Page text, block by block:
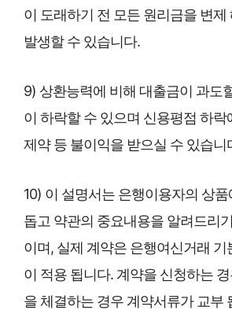
이 도래하기 전 모든 원리금을 변제
발생할 수 있습니다.
9) 상환능력에 비해 대출금이 과도
이 하락할 수 있으며 신용평점 하락
제약 등 불이익을 받으실 수 있습니
10) 이 설명서는 은행이용자의 상
돕고 약관의 중요내용을 알려드리
이며, 실제 계약은 은행여신거래
이 적용 됩니다. 계약을 신청하는
을 체결하는 경우 계약서류가 교부